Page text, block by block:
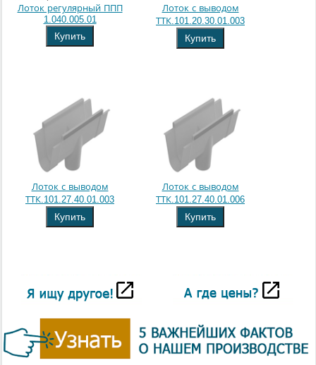
Лоток регулярный ППП
1.040.005.01
Купить
Лоток с выводом
ТТК.101.20.30.01.003
Купить
Лоток с выводом
ТТК.101.27.40.01.003
Купить
Лоток с выводом
ТТК.101.27.40.01.006
Купить